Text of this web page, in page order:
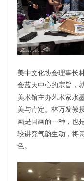
美中文化协会理事长
会蓝天中心的宗旨，
美术馆主办艺术家水
美与肯定。林万发教
画是国画的一种，也
较讲究气韵生动，将
色。